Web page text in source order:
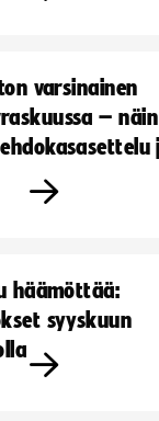
varsinainen
– näin
häämöttää:
syyskuun